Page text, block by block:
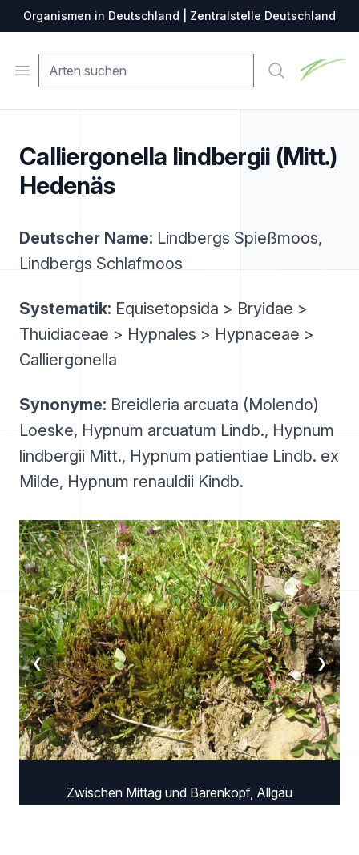
Organismen in Deutschland | Zentralstelle Deutschland
Open menu Suche
Calliergonella lindbergii (Mitt.)
Hedenäs
Deutscher Name: Lindbergs Spießmoos,
Lindbergs Schlafmoos
Systematik: Equisetopsida > Bryidae >
Thuidiaceae > Hypnales > Hypnaceae >
Calliergonella
Synonyme: Breidleria arcuata (Molendo)
Loeske, Hypnum arcuatum Lindb., Hypnum
lindbergii Mitt., Hypnum patientiae Lindb. ex
Milde, Hypnum renauldii Kindb.
Zwischen Mittag und Bärenkopf, Allgäu
❮ ❯